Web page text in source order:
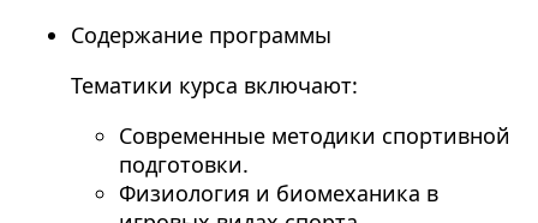
Содержание программы
Тематики курса включают:
Современные методики спортивной
подготовки.
Физиология и биомеханика в